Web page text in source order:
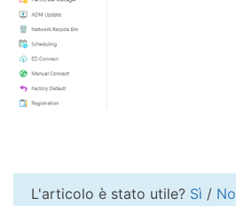
L'articolo è stato utile? Sì / No